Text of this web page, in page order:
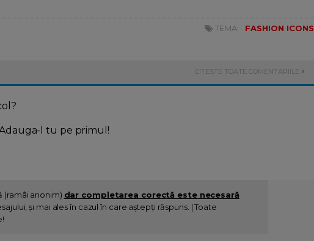
TEMA: FASHION ICONS
CITESTE TOATE COMENTARIILE
l tu pe primul!
(ramâi anonim) dar completarea corectă este necesară
și mai ales în cazul în care aștepți răspuns. | Toate